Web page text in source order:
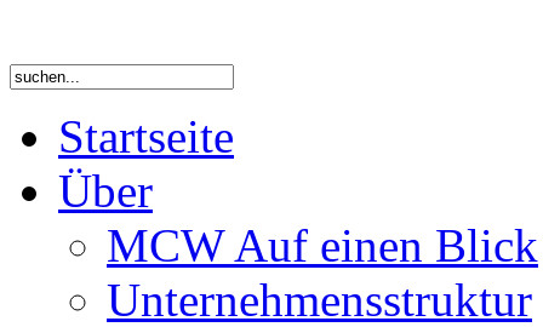
Startseite
Über
MCW Auf einen Blick
Unternehmensstruktur